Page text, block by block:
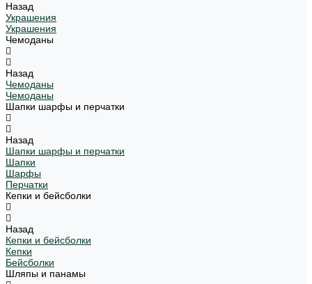
Назад
Украшения
Украшения
Чемоданы
Назад
Чемоданы
Чемоданы
Шапки шарфы и перчатки
Назад
Шапки шарфы и перчатки
Шапки
Шарфы
Перчатки
Кепки и бейсболки
Назад
Кепки и бейсболки
Кепки
Бейсболки
Шляпы и панамы